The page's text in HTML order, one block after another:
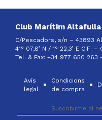
Club Marítim Altafulla
C/Pescadors, s/n – 43893
41° 07,8’ N / 1° 22,3’ E CIF: –
Tel. & Fax: +34 977 650 263
Avís
legal
Condicions
de compra